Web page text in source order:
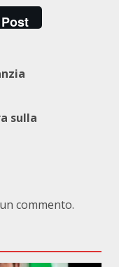
Post
sulla
commento.